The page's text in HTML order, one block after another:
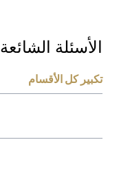
الأسئلة الشائعة
تكبير كل الأقسام